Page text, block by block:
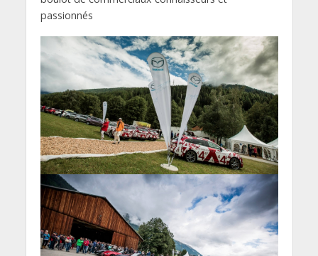
passionnés